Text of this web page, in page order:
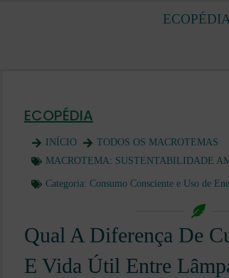
ECOPÉDIA
ECOPÉDIA
INÍCIO
TODOS OS MACROTEMAS
MACROTEMA: SUSTENTABILIDADE
Categoria: Consumo Consciente e Uso de
Qual A Diferença De
E Vida Útil Entre